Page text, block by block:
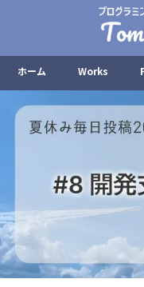
ホーム Works